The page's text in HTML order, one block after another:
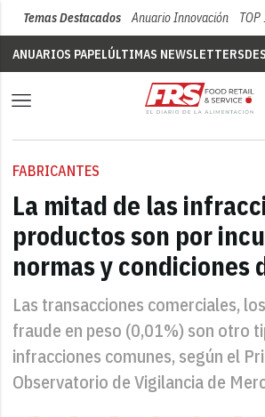
Temas Destacados Anuario Innovación TOP
ANUARIOS PAPELÚLTIMAS NEWSLETTERS
FABRICANTES
La mitad de las
productos son por
normas y condiciones
Las transacciones comerciales,
fraude en peso (0,01%) son otro
infracciones comunes, según el
Observatorio de Vigilancia de